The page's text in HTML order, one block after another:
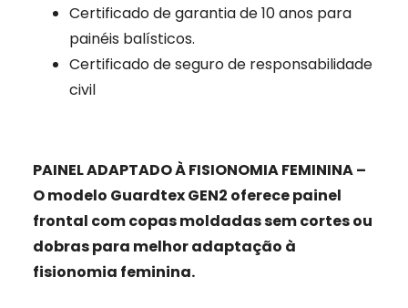
Certificado de garantia de 10 anos para
painéis balísticos.
Certificado de seguro de responsabilidade
civil
PAINEL ADAPTADO À FISIONOMIA FEMININA –
O modelo Guardtex GEN2 oferece painel
frontal com copas moldadas sem cortes ou
dobras para melhor adaptação à
fisionomia feminina.